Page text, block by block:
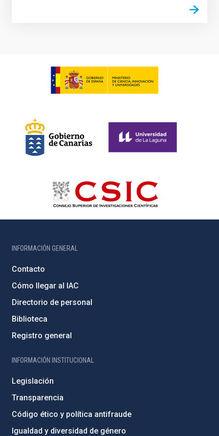
INFORMACIÓN GENERAL
Contacto
Cómo llegar al IAC
Directorio de personal
Biblioteca
Registro general
INFORMACIÓN INSTITUCIONAL
Legislación
Transparencia
Código ético y política antifraude
Igualdad y diversidad de género